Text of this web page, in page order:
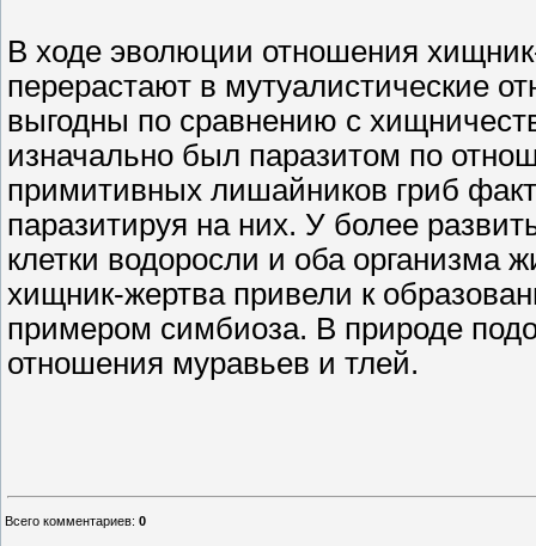
В ходе эволюции отношения
перерастают в мутуалистические
выгодны по сравнению с
изначально был паразитом по
примитивных лишайников гриб
паразитируя на них. У более
клетки водоросли и оба организма
хищник-жертва привели к
примером симбиоза. В природе
отношения муравьев и тлей.
Всего комментариев: 0